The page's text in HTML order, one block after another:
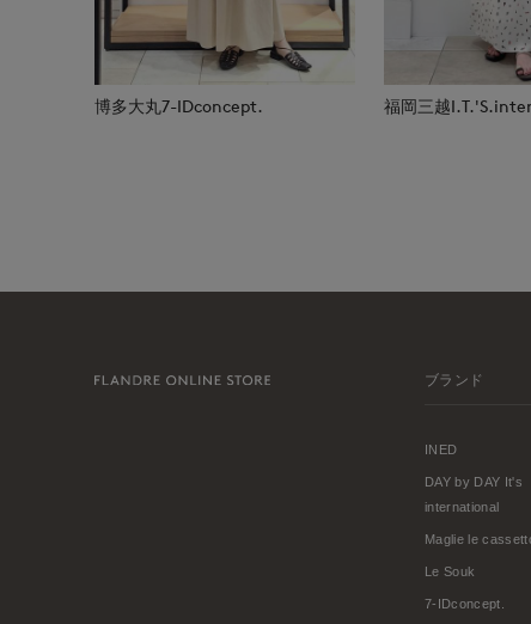
博多大丸7-IDconcept. 福岡三越
ブランド
INED
DAY by DAY It's
international
Maglie le
Le Souk
7-IDconcept.